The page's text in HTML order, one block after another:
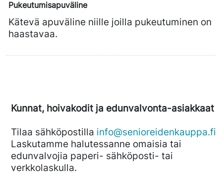
Pukeutumisapuväline
Kätevä apuväline niille joilla pukeutuminen on
haastavaa.
Kunnat, hoivakodit ja edunvalvonta-asiakkaat
Tilaa sähköpostilla info@senioreidenkauppa.fi
Laskutamme halutessanne omaisia tai
edunvalvojia paperi- sähköposti- tai
verkkolaskulla.